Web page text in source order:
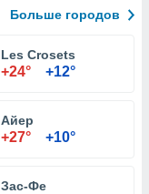
Больше городов
Les Crosets
+24° +12°
Айер
+27° +10°
Зас-Фе